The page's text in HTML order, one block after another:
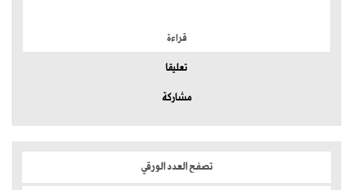
قراءة
تعليقا
مشاركة
تصفح العدد الورقي